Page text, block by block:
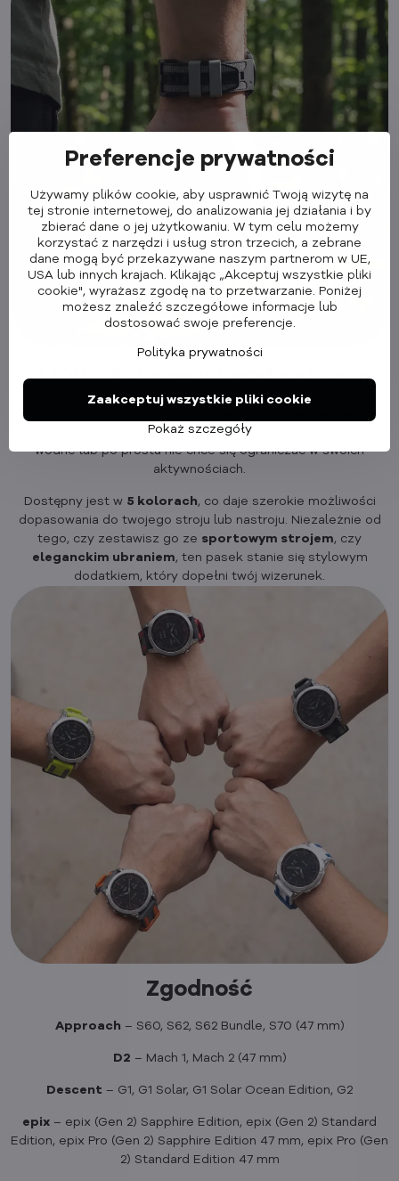
W 100% kolorowy i wodoodporny
czyni go idealnym wyborem dla każdego, kto kocha sporty
wodne lub po prostu nie chce się ograniczać w swoich
aktywnościach.
Dostępny jest w 5 kolorach, co daje szerokie możliwości
dopasowania do twojego stroju lub nastroju. Niezależnie od
tego, czy zestawisz go ze sportowym strojem, czy
eleganckim ubraniem, ten pasek stanie się stylowym
dodatkiem, który dopełni twój wizerunek.
Zgodność
Approach – S60, S62, S62 Bundle, S70 (47 mm)
D2 – Mach 1, Mach 2 (47 mm)
Descent – G1, G1 Solar, G1 Solar Ocean Edition, G2
epix – epix (Gen 2) Sapphire Edition, epix (Gen 2) Standard
Edition, epix Pro (Gen 2) Sapphire Edition 47 mm, epix Pro (Gen
2) Standard Edition 47 mm
Preferencje prywatności
Używamy plików cookie, aby usprawnić Twoją wizytę na
tej stronie internetowej, do analizowania jej działania i by
zbierać dane o jej użytkowaniu. W tym celu możemy
korzystać z narzędzi i usług stron trzecich, a zebrane
dane mogą być przekazywane naszym partnerom w UE,
USA lub innych krajach. Klikając „Akceptuj wszystkie pliki
cookie", wyrażasz zgodę na to przetwarzanie. Poniżej
możesz znaleźć szczegółowe informacje lub
dostosować swoje preferencje.
Polityka prywatności
Pokaż szczegóły
Zaakceptuj wszystkie pliki cookie